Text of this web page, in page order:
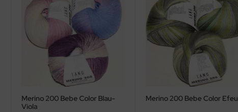
Merino 200 Bebe Color Blau-
Viola
Merino 200 Bebe Color Efeu